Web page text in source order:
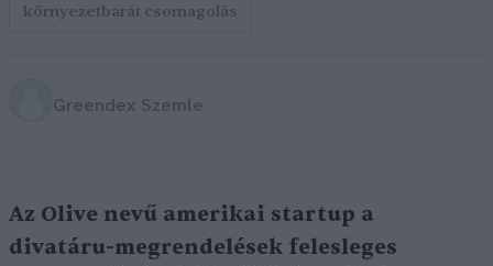
környezetbarát csomagolás
Greendex Szemle
Az Olive nevű amerikai startup a
divatáru-megrendelések felesleges